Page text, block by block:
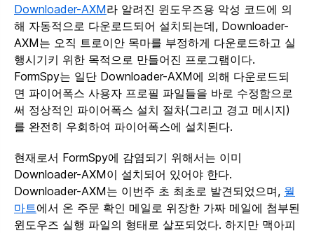
Downloader-AXM라 알려진 윈도우즈용 악성 코드에 의
해 자동적으로 다운로드되어 설치되는데, Downloader-
AXM는 오직 트로이안 목마를 부정하게 다운로드하고 실
행시기키 위한 목적으로 만들어진 프로그램이다.
FormSpy는 일단 Downloader-AXM에 의해 다운로드되
면 파이어폭스 사용자 프로필 파일들을 바로 수정함으로
써 정상적인 파이어폭스 설치 절차(그리고 경고 메시지)
를 완전히 우회하여 파이어폭스에 설치된다.
현재로서 FormSpy에 감염되기 위해서는 이미
Downloader-AXM이 설치되어 있어야 한다.
Downloader-AXM는 이번주 초 최초로 발견되었으며, 월
마트에서 온 주문 확인 메일로 위장한 가짜 메일에 첨부된
윈도우즈 실행 파일의 형태로 살포되었다. 하지만 맥아피